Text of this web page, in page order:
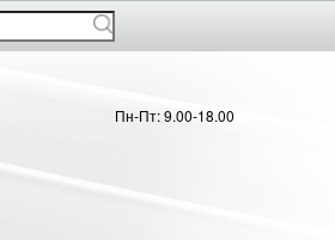
Пн-Пт: 9.00-18.00